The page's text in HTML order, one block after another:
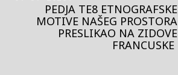
PEDJA TE8 ETNOGRAFSKE
MOTIVE NAŠEG PROSTORA
PRESLIKAO NA ZIDOVE
FRANCUSKE